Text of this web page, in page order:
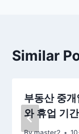
Similar
부동산 중
와 휴업 기